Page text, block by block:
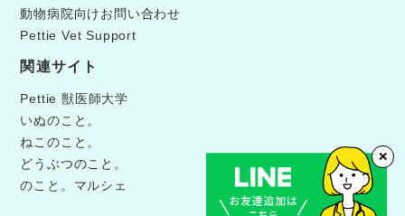
動物病院向けお問い合わせ
Pettie Vet Support
関連サイト
Pettie 獣医師大学
いぬのこと。
ねこのこと。
どうぶつのこと。
のこと。マルシェ
✕